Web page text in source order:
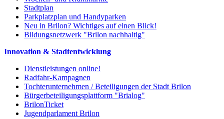
Stadtplan
Parkplatzplan und Handyparken
Neu in Brilon? Wichtiges auf einen Blick!
Bildungsnetzwerk "Brilon nachhaltig"
Innovation & Stadtentwicklung
Dienstleistungen online!
Radfahr-Kampagnen
Tochterunternehmen / Beteiligungen der Stadt Brilon
Bürgerbeteiligungsplattform "Brialog"
BrilonTicket
Jugendparlament Brilon